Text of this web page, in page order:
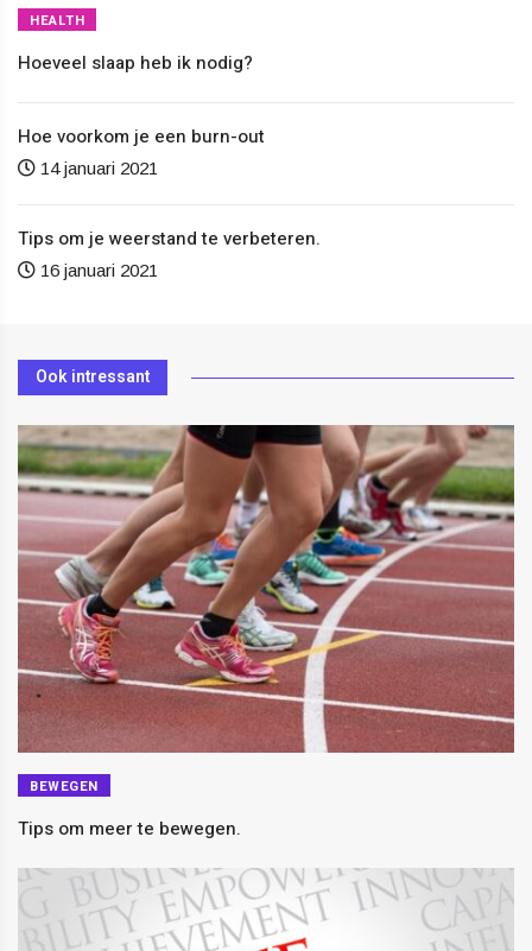
HEALTH
Hoeveel slaap heb ik nodig?
Hoe voorkom je een burn-out
14 januari 2021
Tips om je weerstand te verbeteren.
16 januari 2021
Ook intressant
BEWEGEN
Tips om meer te bewegen.